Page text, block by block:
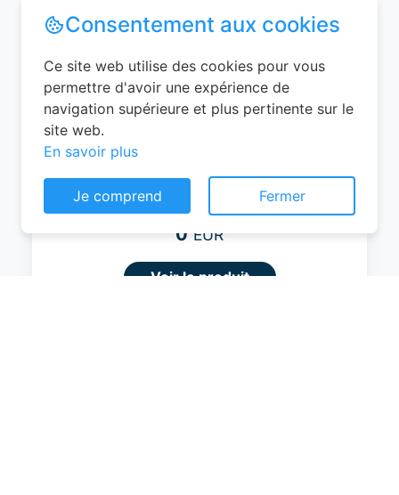
Amazon Basics Valise Extensible Rigide -
Bagage de Voyage en ABS avec 4
Doubles Roues Rotatives - Structure
Légère et Anti-Rayures - 52,6cm x
32,0cm x 78,0cm - Noir
0 EUR
Voir le produit
Consentement aux cookies
Ce site web utilise des cookies pour vous
navigation supérieure et plus pertinente sur le